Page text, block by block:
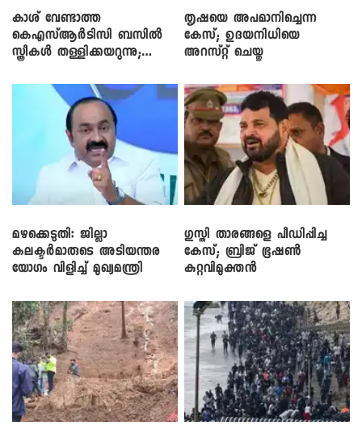
കാശ് വേണ്ടാത്ത
കെഎസ്ആർടിസി ബസിൽ
സ്ത്രീകൾ തള്ളിക്കയറുന്നു;
തൃഷയെ അപമാനിച്ചെന്ന
കേസ്; ഉദയനിധിയെ
അറസ്റ്റ് ചെയ്തു
മഴക്കെടുതി: ജില്ലാ
കലക്ടർമാരുടെ അടിയന്തര
യോഗം വിളിച്ച് മുഖ്യമന്ത്രി
​ഗുസ്തി താരങ്ങളെ പീഡിപ്പിച്ച
കേസ്; ബ്രിജ് ഭൂഷൺ
കുറ്റവിമുക്തൻ